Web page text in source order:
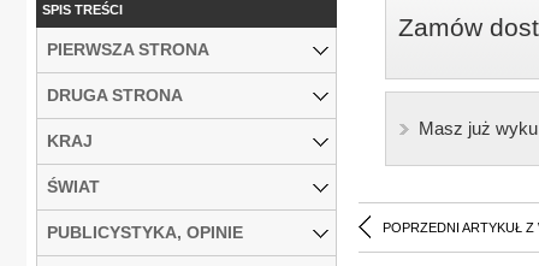
Zamów
Masz już
POPRZEDNI ARTYKUŁ Z
SPIS TREŚCI
PIERWSZA STRONA
DRUGA STRONA
KRAJ
ŚWIAT
PUBLICYSTYKA, OPINIE